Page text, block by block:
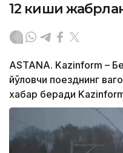
12 киши
ASTANA. Kazinform –
йўловчи поезднинг
хабар беради